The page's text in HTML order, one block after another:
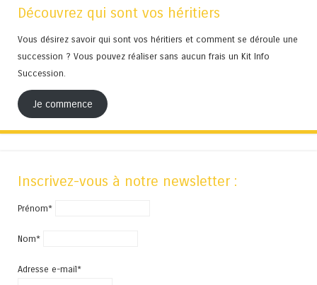
Découvrez qui sont vos héritiers
Vous désirez savoir qui sont vos héritiers et comment se déroule une
succession ? Vous pouvez réaliser sans aucun frais un Kit Info
Succession.
Je commence
Inscrivez-vous à notre newsletter :
Prénom*
Nom*
Adresse e-mail*